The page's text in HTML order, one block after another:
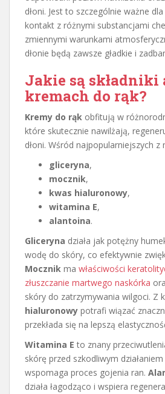
dłoni. Jest to szczególnie ważne
kontakt z różnymi substancjami
zmiennymi warunkami
dłonie będą zawsze gładkie i
Jakie są
kremach do rąk?
Kremy do rąk obfitują w
które skutecznie nawilżają,
dłoni. Wśród najpopularniejszych z
gliceryna,
mocznik,
kwas hialuronowy,
witamina E,
alantoina.
Gliceryna działa jak potężny
wodę do skóry, co efektywnie
Mocznik ma właściwości
złuszczanie martwego naskórka
skóry do zatrzymywania wilgoci. Z
hialuronowy potrafi wiązać
przekłada się na lepszą
Witamina E to znany
skórę przed szkodliwym
wspomaga proces gojenia ran.
działa łagodząco i wspiera